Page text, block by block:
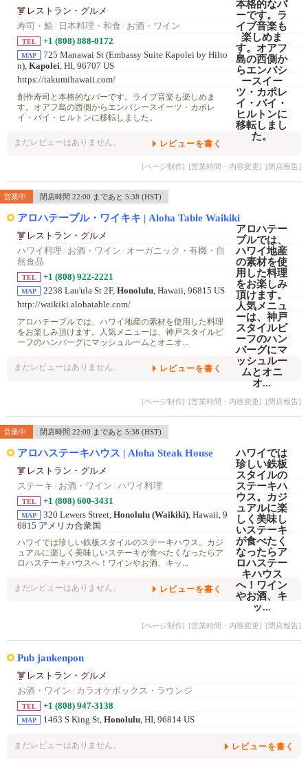
レストラン・グルメ
寿司・鮨/ 日本料理・和食 / お酒・ワイン
TEL +1 (808) 888-0172
MAP
725 Manawai St (Embassy Suite Kapolei by Hilto
n), Kapolei, HI, 96707 US
https://takumihawaii.com/
創作寿司と本格的なバーです。ライブ音楽も楽しめま
す。オアフ島の西側からエンバシースイーツ・カポレ
イ・バイ・ヒルトンに移転しました。
まだレビューはありません。 レビューを書く
[ページ制作] [営業時間・内容変更] [閉店報告]
営業中 閉店時間 22:00 まであと 5:38 (HST)
アロハテーブル・ワイキキ | Aloha Table Waikiki
レストラン・グルメ
ハワイ料理 / お酒・ワイン / オーガニック・有機・自
然食品
TEL +1 (808) 922-2221
MAP 2238 Lau'ula St 2F, Honolulu, Hawaii, 96815 US
http://waikiki.alohatable.com/
アロハテーブルでは、ハワイ地産の素材を使用した料理
をお楽しみ頂けます。人気メニューは、神戸スタイルビ
ーフのハンバーグにマッシュルームとオニオ...
まだレビューはありません。 レビューを書く
[ページ制作] [営業時間・内容変更] [閉店報告]
営業中 閉店時間 22:00 まであと 5:38 (HST)
アロハステーキハウス | Aloha Steak House
レストラン・グルメ
ステーキ / お酒・ワイン / ハワイ料理
TEL +1 (808) 600-3431
MAP 320 Lewers Street, Honolulu (Waikiki), Hawaii, 9
6815 アメリカ合衆国
ハワイでは珍しい鉄板スタイルのステーキハウス。カジ
ュアルに楽しく美味しいステーキが食べたくなったらア
ロハステーキハウスへ！ワインやお酒、キッ...
まだレビューはありません。 レビューを書く
[ページ制作] [営業時間・内容変更] [閉店報告]
Pub jankenpon
レストラン・グルメ
お酒・ワイン / カラオケボックス・ラウンジ
TEL +1 (808) 947-3138
MAP 1463 S King St, Honolulu, HI, 96814 US
まだレビューはありません。 レビューを書く